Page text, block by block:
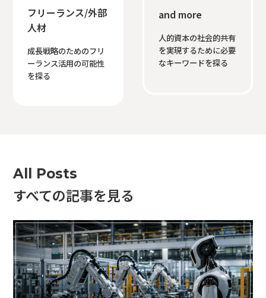
フリーランス/外部
人材
成長戦略のためのフリ
ーランス活用の可能性
を探る
and more
人的資本の社会的共有
を実現するために必要
なキーワードを探る
All Posts
すべての記事を見る